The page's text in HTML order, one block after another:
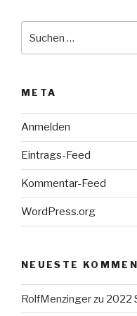
nach:
META
Anmelden
Eintrags-Feed
Kommentar-Feed
WordPress.org
NEUESTE
RolfMenzingerzu 2022